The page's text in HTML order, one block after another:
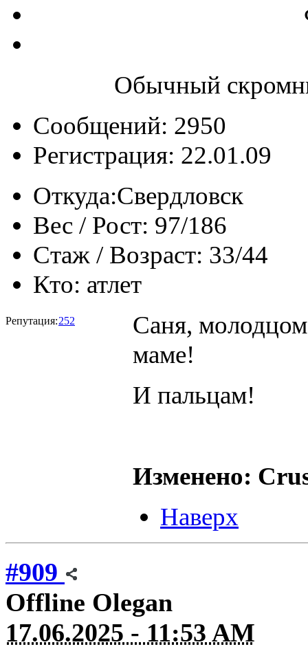
Обычный
Сообщений: 2950
Регистрация: 22.01.09
Откуда:Свердловск
Вес / Рост: 97/186
Стаж / Возраст: 33/44
Кто: атлет
Репутация:252
Саня,
маме!
И пальцам!
Изменено:
Наверх
#909
Offline Olegan
17.06.2025 - 11:53 AM